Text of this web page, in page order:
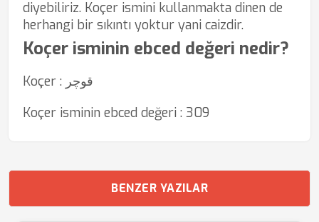
diyebiliriz. Koçer ismini kullanmakta dinen de
herhangi bir sıkıntı yoktur yani caizdir.
Koçer isminin ebced değeri nedir?
Koçer : قوچر
Koçer isminin ebced değeri : 309
BENZER YAZILAR